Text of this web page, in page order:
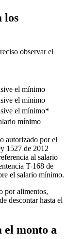
los
observar el
el mínimo
el mínimo
el mínimo*
mínimo
autorizado por el
1527 de 2012
al salario
T-168 de
el salario mínimo.
por alimentos,
descontar hasta el
el monto a